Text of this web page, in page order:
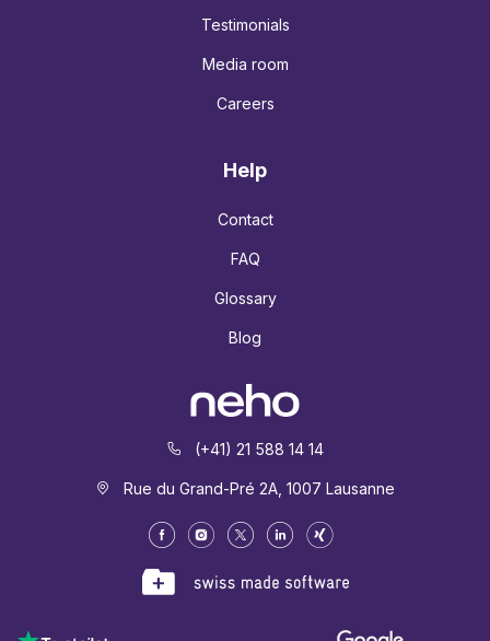
(+41) 21 588 14 14
Rue du Grand-Pré 2A, 1007 Lausanne
Testimonials
Media room
Careers
Help
Contact
FAQ
Glossary
Blog